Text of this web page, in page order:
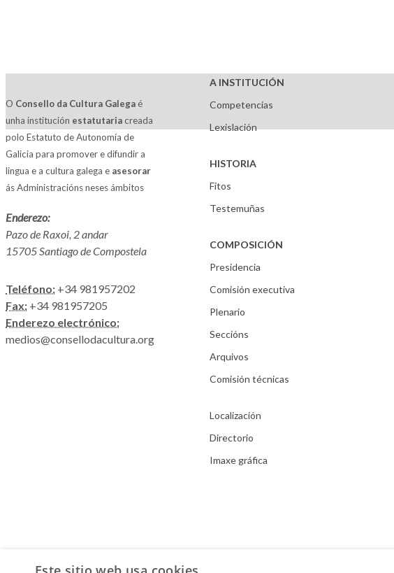
O Consello da Cultura Galega é
unha institución estatutariacreada
polo Estatuto de Autonomía de
Galicia para promover e difundir a
lingua e a cultura galega e asesorar
ás Administracións neses ámbitos
Enderezo:
Pazo de Raxoi, 2 andar
15705 Santiago de Compostela
Teléfono: +34 981957202
Fax: +34 981957205
Enderezo electrónico:
medios@consellodacultura.org
A INSTITUCIÓN
Competencias
Lexislación
HISTORIA
Fitos
Testemuñas
COMPOSICIÓN
Presidencia
Comisión executiva
Plenario
Seccións
Arquivos
Comisión técnicas
Localización
Directorio
Imaxe gráfica